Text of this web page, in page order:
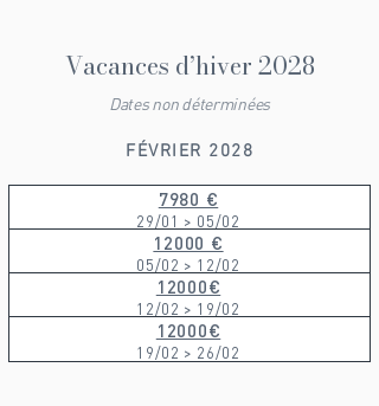
Vacances d’hiver 2028
Dates non déterminées
FÉVRIER 2028
7980 €
29/01 > 05/02
12000 €
05/02 > 12/02
12000€
12/02 > 19/02
12000€
19/02 > 26/02